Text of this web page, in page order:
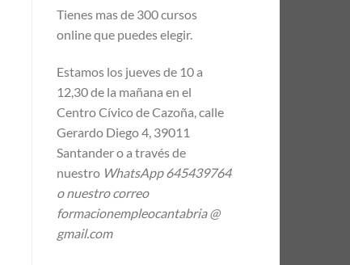
Tienes mas de 300 cursos
online que puedes elegir.
Estamos los jueves de 10 a
12,30 de la mañana en el
Centro Cívico de Cazoña, calle
Gerardo Diego 4, 39011
Santander o a través de
nuestro WhatsApp 645439764
o nuestro correo
formacionempleocantabria @
gmail.com